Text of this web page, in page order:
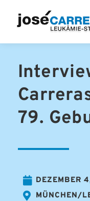
79.
DEZEMBER
MÜNCHEN/